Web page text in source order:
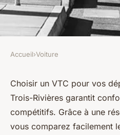
Déplacements
rivières : optez
Zélie• 11 juillet 2025•4 min de
Accueil›Voiture
Choisir un VTC pour vos
Trois-Rivières garantit
compétitifs. Grâce à une
vous comparez facilement